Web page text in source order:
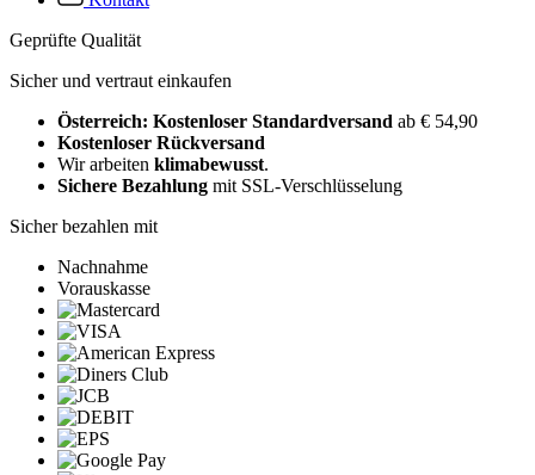
Geprüfte Qualität
Sicher und vertraut einkaufen
Österreich: Kostenloser Standardversand ab € 54,90
Kostenloser Rückversand
Wir arbeiten klimabewusst.
Sichere Bezahlung mit SSL-Verschlüsselung
Sicher bezahlen mit
Nachnahme
Vorauskasse